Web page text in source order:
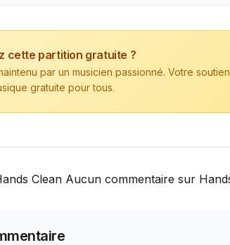
cette partition gratuite ?
par un musicien passionné. Votre
gratuite pour tous.
Clean Aucun commentaire sur